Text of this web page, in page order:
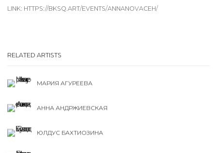
LINK: HTTPS://BKSQ.ART/EVENTS/ANNANOVACEH/
RELATED ARTISTS
МАРИЯ АГУРЕЕВА
АННА АНДРЖИЕВСКАЯ
ЮЛДУС БАХТИОЗИНА